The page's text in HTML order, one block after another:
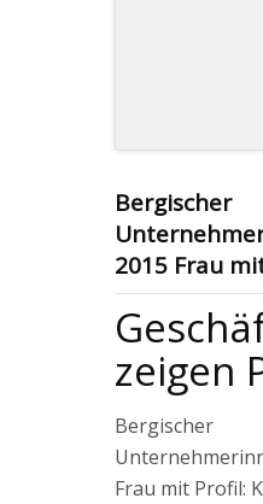
Bergischer
2015 Frau
zeigen
Bergischer
Frau mit Profil: